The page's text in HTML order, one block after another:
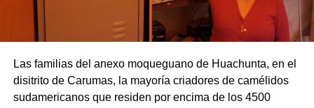
Las familias del anexo moqueguano de Huachunta, en el
disitrito de Carumas, la mayoría criadores de camélidos
sudamericanos que residen por encima de los 4500